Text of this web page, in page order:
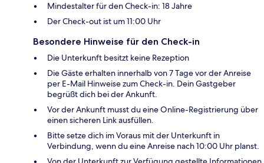
Mindestalter für den Check-in: 18 Jahre
Der Check-out ist um 11:00 Uhr
Besondere Hinweise für den Check-in
Die Unterkunft besitzt keine Rezeption
Die Gäste erhalten innerhalb von 7 Tage vor der Anreise
per E-Mail Hinweise zum Check-in. Dein Gastgeber
begrüßt dich bei der Ankunft.
Vor der Ankunft musst du eine Online-Registrierung über
einen sicheren Link ausfüllen.
Bitte setze dich im Voraus mit der Unterkunft in
Verbindung, wenn du eine Anreise nach 10:00 Uhr planst.